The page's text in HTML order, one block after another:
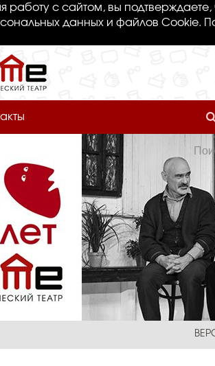
с сайтом, вы подтверждаете,
данных и файлов Cookie.